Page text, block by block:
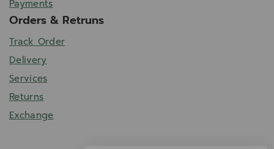
Payments
Orders & Retruns
Track Order
Delivery
Services
Returns
Exchange